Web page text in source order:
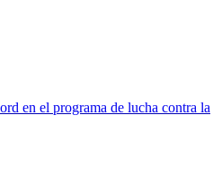
en el programa de lucha contra la